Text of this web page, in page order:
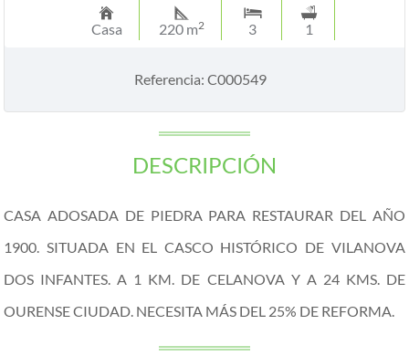
Casa 220 m2 3 1
Referencia: C000549
DESCRIPCIÓN
CASA ADOSADA DE PIEDRA PARA RESTAURAR DEL AÑO
1900. SITUADA EN EL CASCO HISTÓRICO DE VILANOVA
DOS INFANTES. A 1 KM. DE CELANOVA Y A 24 KMS. DE
OURENSE CIUDAD. NECESITA MÁS DEL 25% DE REFORMA.